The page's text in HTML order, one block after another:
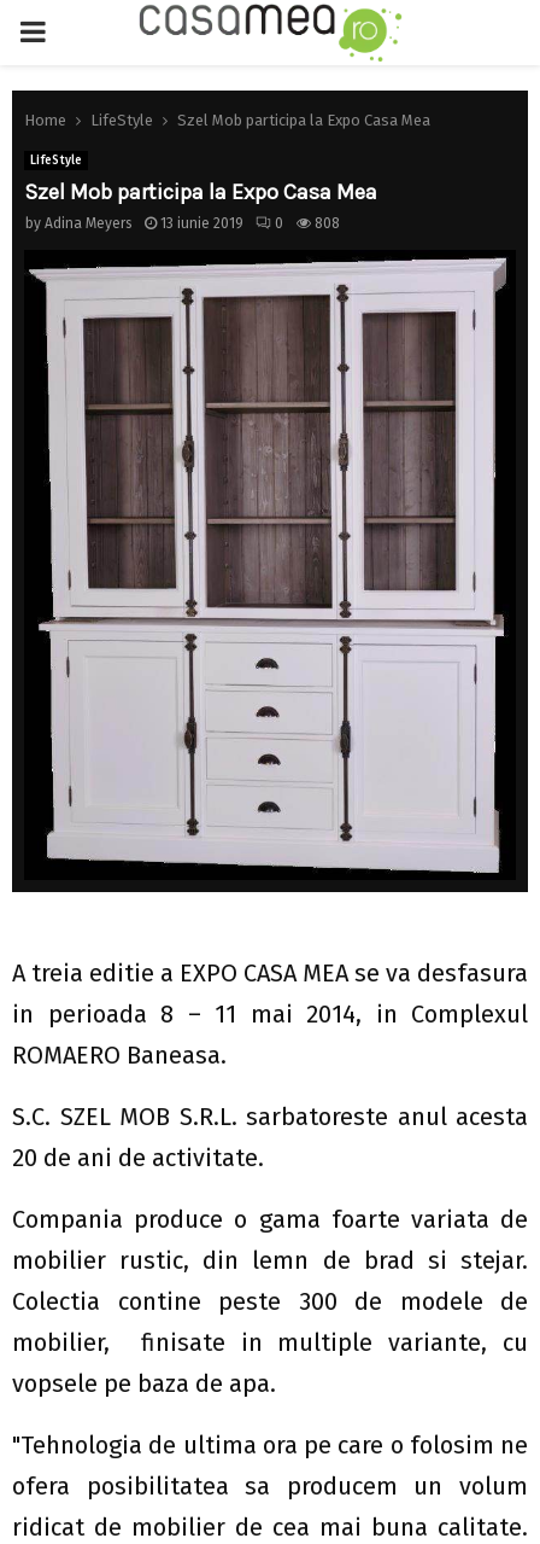
PRIMARY
MENU
Home LifeStyle Szel Mob participa la Expo Casa Mea
LifeStyle
Szel Mob participa la Expo Casa Mea
by Adina Meyers 13 iunie 2019 0 808
A treia editie a EXPO CASA MEA se va desfasura
in perioada 8 – 11 mai 2014, in Complexul
ROMAERO Baneasa.
S.C. SZEL MOB S.R.L. sarbatoreste anul acesta
20 de ani de activitate.
Compania produce o gama foarte variata de
mobilier rustic, din lemn de brad si stejar.
Colectia contine peste 300 de modele de
mobilier, finisate in multiple variante, cu
vopsele pe baza de apa.
"Tehnologia de ultima ora pe care o folosim ne
ofera posibilitatea sa producem un volum
ridicat de mobilier de cea mai buna calitate.